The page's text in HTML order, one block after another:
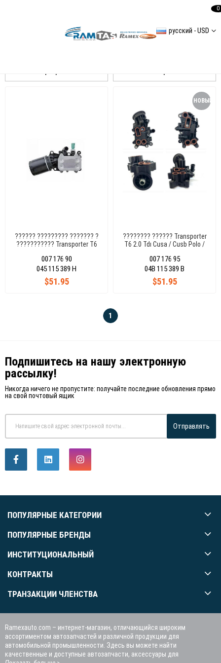
русский - USD
0
?????? ????????? ??????? ?
??????????? Transporter T6
Skoda Ibıza - Toledo - Fabıa 1.4
Tdı 2010-2017 04B115389B
007 176 90
$51.95
045 115 389 H
???????? ?????? Transporter
T6 2.0 Tdı Cusa / Cusb Polo /
Tdı 2010-2017 04B115389B
007 176 95
$51.95
НОВЫЙ
ТОВАР
04B 115 389 B
1
Подпишитесь на нашу электронную
рассылку!
Никогда ничего не пропустите: получайте последние обновления прямо
на свой почтовый ящик
Отправлять
ПОПУЛЯРНЫЕ КАТЕГОРИИ
ПОПУЛЯРНЫЕ БРЕНДЫ
ИНСТИТУЦИОНАЛЬНЫЙ
КОНТРАКТЫ
ТРАНЗАКЦИИ ЧЛЕНСТВА
Ramexauto.com – интернет-магазин, отличающийся широким
ассортиментом автозапчастей и различной продукции для
автомобильной промышленности. Здесь вы можете найти
качественные и доступные автозапчасти, аксессуары для